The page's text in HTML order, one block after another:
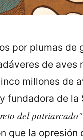
por plumas de
de aves
millones de
fundadora de la
del patriarcado"
que la opresión